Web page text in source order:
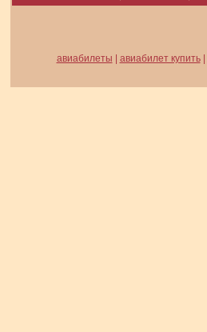
авиабилеты
авиабилет купить|